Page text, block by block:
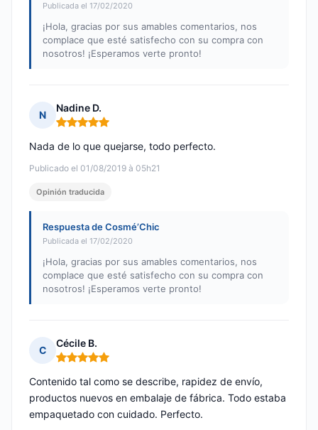
Publicada el 17/02/2020
¡Hola, gracias por sus amables comentarios, nos
complace que esté satisfecho con su compra con
nosotros! ¡Esperamos verte pronto!
N
Nadine D.
Nota: 5 de 5
Publicado el 01/08/2019 à 05h21
Nada de lo que quejarse, todo perfecto.
Opinión traducida
Respuesta de Cosmé’Chic
Publicada el 17/02/2020
¡Hola, gracias por sus amables comentarios, nos
complace que esté satisfecho con su compra con
nosotros! ¡Esperamos verte pronto!
C
Cécile B.
Nota: 5 de 5
Contenido tal como se describe, rapidez de envío,
productos nuevos en embalaje de fábrica. Todo estaba
empaquetado con cuidado. Perfecto.